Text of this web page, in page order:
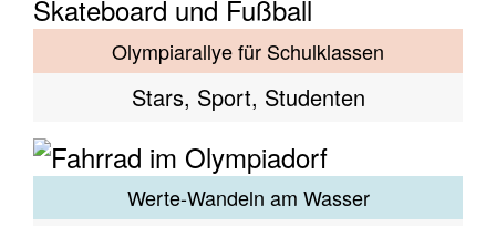
Olympiarallye für Schulklassen
Stars, Sport, Studenten
Werte-Wandeln am Wasser